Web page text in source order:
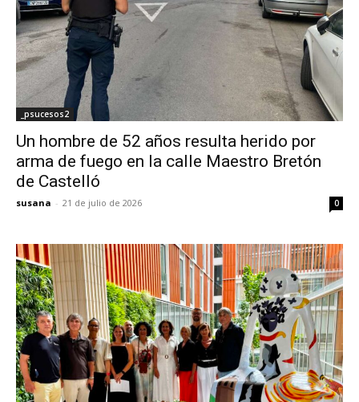
_psucesos2
Un hombre de 52 años resulta herido por
arma de fuego en la calle Maestro Bretón
de Castelló
susana - 21 de julio de 2026 0